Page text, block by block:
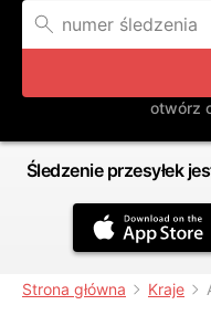
otwórz
Śledzenie przesyłek
Strona główna Kraje